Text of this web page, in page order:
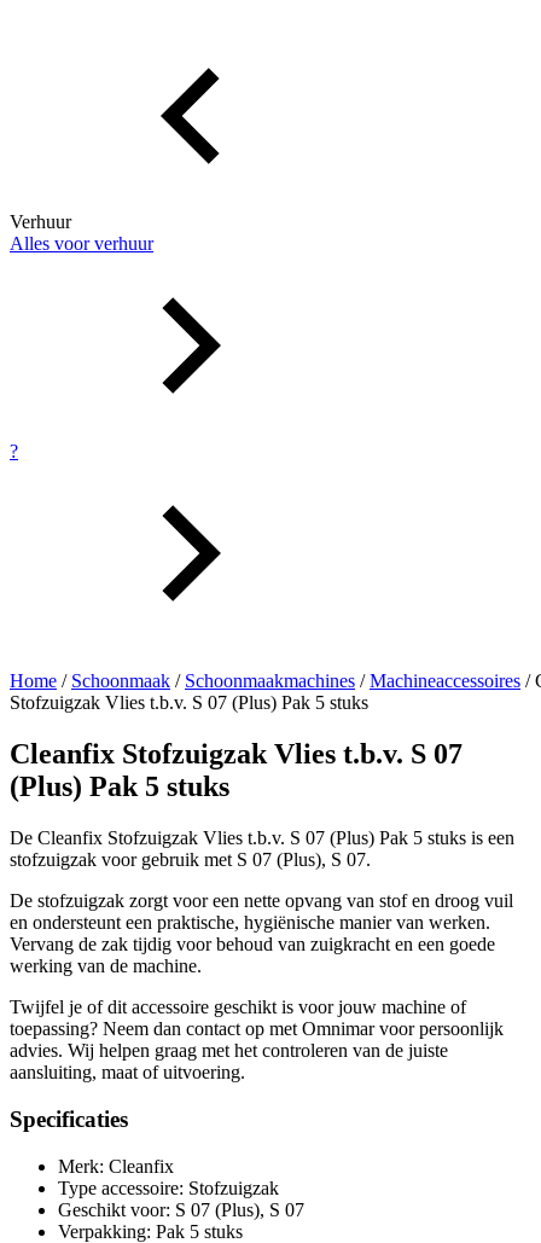
Verhuur
Alles voor verhuur
?
Home / Schoonmaak / Schoonmaakmachines /Machineaccessoires /
Stofzuigzak Vlies t.b.v. S 07 (Plus) Pak 5 stuks
Cleanfix Stofzuigzak Vlies t.b.v. S 07
(Plus) Pak 5 stuks
De Cleanfix Stofzuigzak Vlies t.b.v. S 07 (Plus) Pak 5 stuks is een
stofzuigzak voor gebruik met S 07 (Plus), S 07.
De stofzuigzak zorgt voor een nette opvang van stof en droog vuil
en ondersteunt een praktische, hygiënische manier van werken.
Vervang de zak tijdig voor behoud van zuigkracht en een goede
werking van de machine.
Twijfel je of dit accessoire geschikt is voor jouw machine of
toepassing? Neem dan contact op met Omnimar voor persoonlijk
advies. Wij helpen graag met het controleren van de juiste
aansluiting, maat of uitvoering.
Specificaties
Merk: Cleanfix
Type accessoire: Stofzuigzak
Geschikt voor: S 07 (Plus), S 07
Verpakking: Pak 5 stuks